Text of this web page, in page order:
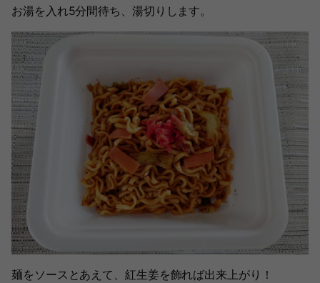
お湯を入れ5分間待ち、湯切りします。
麺をソースとあえて、紅生姜を飾れば出来上がり！